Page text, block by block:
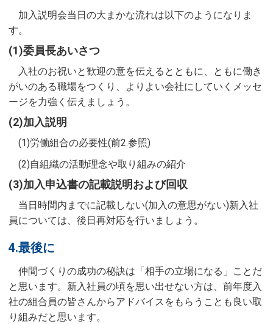
加入説明会当日の大まかな流れは以下のようになりま
す。
(1)委員長あいさつ
入社のお祝いと歓迎の意を伝えるとともに、ともに働き
がいのある職場をつくり、よりよい会社にしていくメッセ
ージを力強く伝えましょう。
(2)加入説明
(1)労働組合の必要性(前2.参照)
(2)自組織の活動理念や取り組みの紹介
(3)加入申込書の記載説明および回収
当日時間内までに記載しない(加入の意思がない)新入社
員については、後日再対応を行いましょう。
4.最後に
仲間づくりの成功の秘訣は「相手の立場になる」ことだ
と思います。新入社員の頃を思い出せない方は、前年度入
社の組合員の皆さんからアドバイスをもらうことも良い取
り組みだと思います。